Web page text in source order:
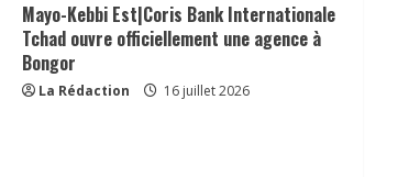
Mayo-Kebbi Est|Coris Bank Internationale
Tchad ouvre officiellement une agence à
Bongor
La Rédaction 16 juillet 2026